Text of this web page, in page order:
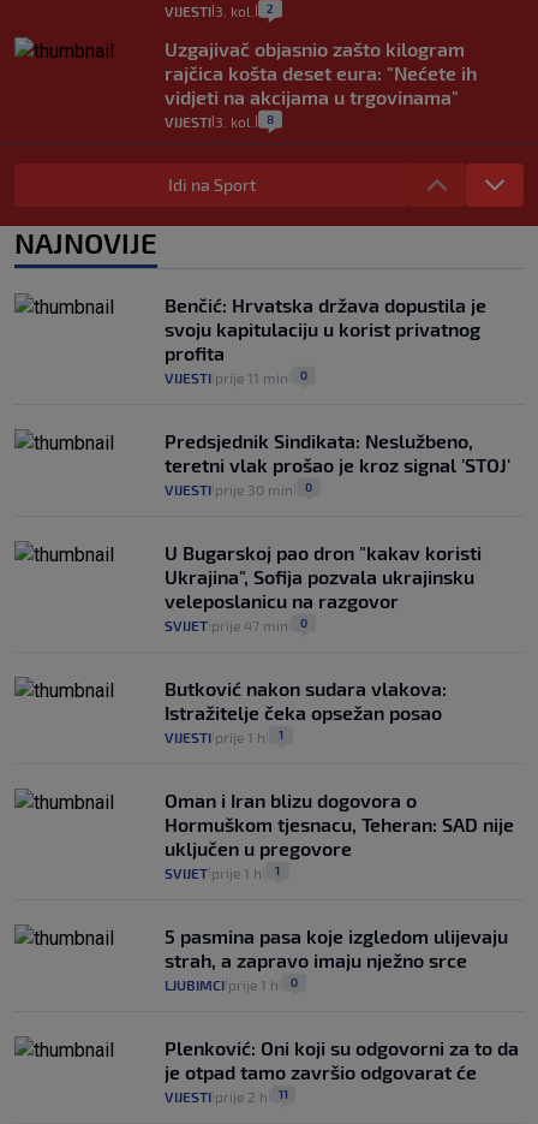
VIJESTI 3. kol. 2
Uzgajivač objasnio zašto kilogram
rajčica košta deset eura: "Nećete ih
vidjeti na akcijama u trgovinama"
VIJESTI 3. kol. 8
Selidba je jedno od stresnijih iskustava.
Evo aktualnih cijena i nekoliko savjeta
0
automobilom na Hvar iz Zagreba, a
koliko iz Osijeka
VIJESTI 2. kol. 14
Idi na Sport
NAJNOVIJE
Benčić: Hrvatska država dopustila je
svoju kapitulaciju u korist privatnog
profita
VIJESTI prije 11 min 0
Predsjednik Sindikata: Neslužbeno,
teretni vlak prošao je kroz signal 'STOJ'
VIJESTI prije 30 min 0
U Bugarskoj pao dron "kakav koristi
Ukrajina", Sofija pozvala ukrajinsku
veleposlanicu na razgovor
SVIJET prije 47 min 0
Butković nakon sudara vlakova:
Istražitelje čeka opsežan posao
VIJESTI prije 1 h 1
Oman i Iran blizu dogovora o
Hormuškom tjesnacu, Teheran: SAD nije
uključen u pregovore
SVIJET prije 1 h 1
5 pasmina pasa koje izgledom ulijevaju
strah, a zapravo imaju nježno srce
LJUBIMCI prije 1 h 0
Plenković: Oni koji su odgovorni za to da
je otpad tamo završio odgovarat će
VIJESTI prije 2 h 11